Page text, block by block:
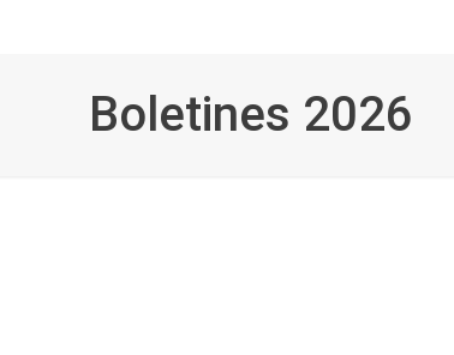
Boletines 2026